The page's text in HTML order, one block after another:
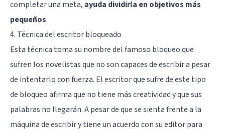
completar una meta, ayuda dividirla en objetivos más
pequeños.
4. Técnica del escritor bloqueado
Esta técnica toma su nombre del famoso bloqueo que
sufren los novelistas que no son capaces de escribir a pesar
de intentarlo con fuerza. El escritor que sufre de este tipo
de bloqueo afirma que no tiene más creatividad y que sus
palabras no llegarán. A pesar de que se sienta frente a la
máquina de escribir y tiene un acuerdo con su editor para